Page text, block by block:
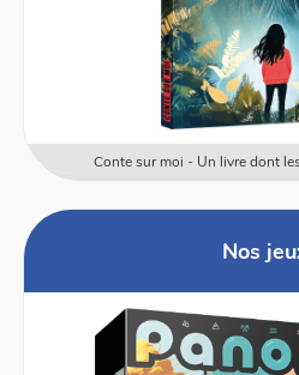
Conte sur moi - Un livre dont
Nos